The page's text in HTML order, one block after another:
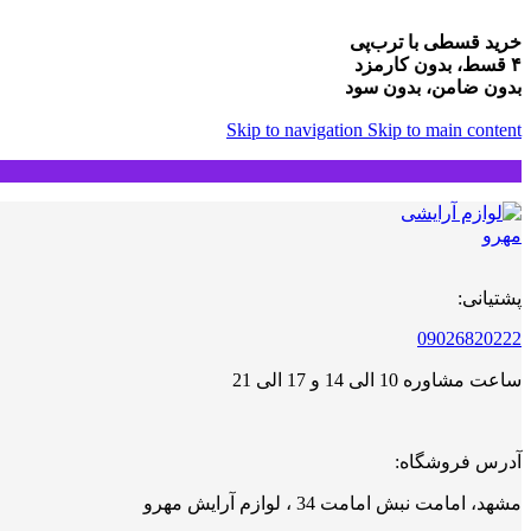
خرید قسطی با ترب‌پی
۴ قسط، بدون کارمزد
بدون ضامن، بدون سود
Skip to navigation Skip to main content
پشتیانی:
09026820222
ساعت مشاوره 10 الی 14 و 17 الی 21
آدرس فروشگاه:
مشهد، امامت نبش امامت 34 ، لوازم آرایش مهرو